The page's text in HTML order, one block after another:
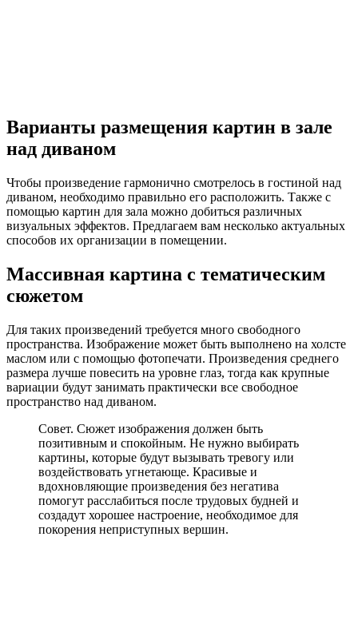
Варианты размещения картин в зале
над диваном
Чтобы произведение гармонично смотрелось в гостиной над
диваном, необходимо правильно его расположить. Также с
помощью картин для зала можно добиться различных
визуальных эффектов. Предлагаем вам несколько актуальных
способов их организации в помещении.
Массивная картина с тематическим
сюжетом
Для таких произведений требуется много свободного
пространства. Изображение может быть выполнено на холсте
маслом или с помощью фотопечати. Произведения среднего
размера лучше повесить на уровне глаз, тогда как крупные
вариации будут занимать практически все свободное
пространство над диваном.
Совет. Сюжет изображения должен быть
позитивным и спокойным. Не нужно выбирать
картины, которые будут вызывать тревогу или
воздействовать угнетающе. Красивые и
вдохновляющие произведения без негатива
помогут расслабиться после трудовых будней и
создадут хорошее настроение, необходимое для
покорения неприступных вершин.